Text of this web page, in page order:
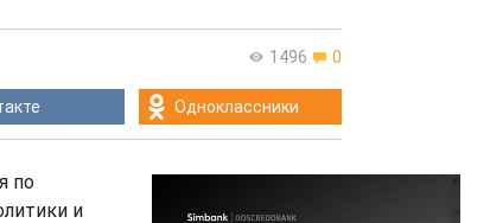
1496 0
Одноклассники
по
и